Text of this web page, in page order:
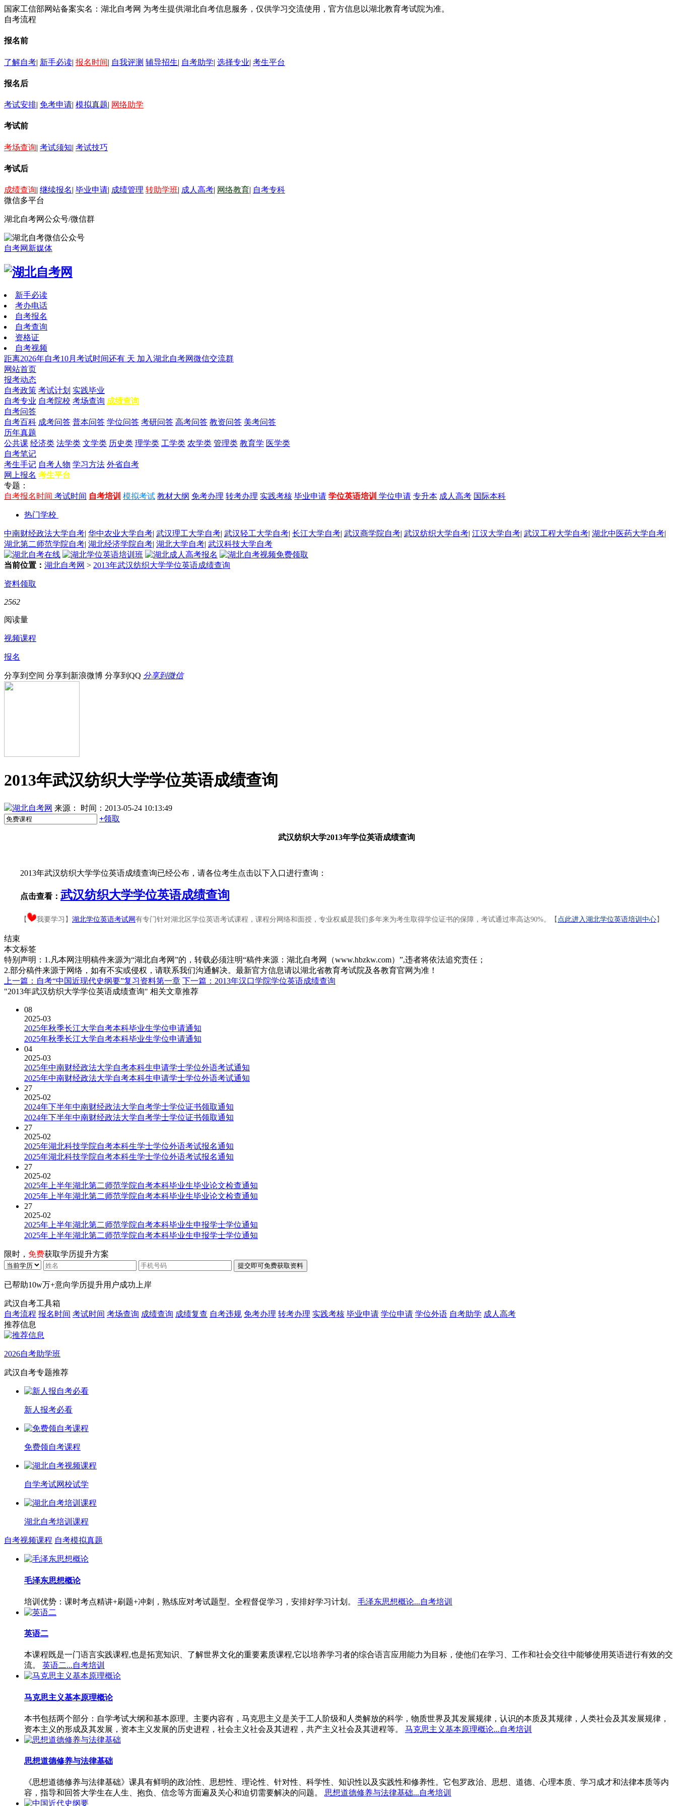
国家工信部网站备案实名：湖北自考网 为考生提供湖北自考信息服务，仅供学习交流使用，官方信息以湖北教育考试院为准。
自考流程
报名前
了解自考| 新手必读| 报名时间| 自我评测 辅导招生| 自考助学| 选择专业| 考生平台
报名后
考试安排| 免考申请| 模拟真题| 网络助学
考试前
考场查询| 考试须知| 考试技巧
考试后
成绩查询| 继续报名| 毕业申请| 成绩管理 转助学班| 成人高考| 网络教育| 自考专科
微信多平台
湖北自考网公众号/微信群
自考网新媒体
新手必读
考办电话
自考报名
自考查询
资格证
自考视频
距离2026年自考10月考试时间还有 天 加入湖北自考网微信交流群
网站首页
报考动态
自考政策 考试计划 实践毕业
自考专业 自考院校 考场查询 成绩查询
自考问答
自考百科 成考问答 普本问答 学位问答 考研问答 高考问答 教资问答 美考问答
历年真题
公共课 经济类 法学类 文学类 历史类 理学类 工学类 农学类 管理类 教育学 医学类
自考笔记
考生手记 自考人物 学习方法 外省自考
网上报名 考生平台
专题：
自考报名时间 考试时间 自考培训 模拟考试 教材大纲 免考办理 转考办理 实践考核 毕业申请 学位英语培训 学位申请 专升本 成人高考 国际本科
热门学校
中南财经政法大学自考| 华中农业大学自考| 武汉理工大学自考| 武汉轻工大学自考| 长江大学自考| 武汉商学院自考| 武汉纺织大学自考| 江汉大学自考| 武汉工程大学自考| 湖北中医药大学自考|
湖北第二师范学院自考| 湖北经济学院自考| 湖北大学自考| 武汉科技大学自考
当前位置： 湖北自考网 > 2013年武汉纺织大学学位英语成绩查询
资料领取
2562
阅读量
视频课程
报名
分享到空间 分享到新浪微博 分享到QQ 分享到微信
2013年武汉纺织大学学位英语成绩查询
湖北自考网 来源：
时间：2013-05-24 10:13:49
+领取
武汉纺织大学2013年学位英语成绩查询
2013年武汉纺织大学学位英语成绩查询已经公布，请各位考生点击以下入口进行查询：
点击查看： 武汉纺织大学学位英语成绩查询
【 我要学习】 湖北学位英语考试网 有专门针对湖北区学位英语考试课程，课程分网络和面授，专业权威是我们多年来为考生取得学位证书的保障，考试通过率高达90%。【 点此进入湖北学位英语培训中心】
结束
本文标签
特别声明：1.凡本网注明稿件来源为“湖北自考网”的，转载必须注明“稿件来源：湖北自考网（www.hbzkw.com）”,违者将依法追究责任；
2.部分稿件来源于网络，如有不实或侵权，请联系我们沟通解决。最新官方信息请以湖北省教育考试院及各教育官网为准！
上一篇：自考“中国近现代史纲要”复习资料第一章 下一篇：2013年汉口学院学位英语成绩查询
"2013年武汉纺织大学学位英语成绩查询" 相关文章推荐
08
2025-03
2025年秋季长江大学自考本科毕业生学位申请通知
2025年秋季长江大学自考本科毕业生学位申请通知
04
2025-03
2025年中南财经政法大学自考本科生申请学士学位外语考试通知
2025年中南财经政法大学自考本科生申请学士学位外语考试通知
27
2025-02
2024年下半年中南财经政法大学自考学士学位证书领取通知
2024年下半年中南财经政法大学自考学士学位证书领取通知
27
2025-02
2025年湖北科技学院自考本科生学士学位外语考试报名通知
2025年湖北科技学院自考本科生学士学位外语考试报名通知
27
2025-02
2025年上半年湖北第二师范学院自考本科毕业生毕业论文检查通知
2025年上半年湖北第二师范学院自考本科毕业生毕业论文检查通知
27
2025-02
2025年上半年湖北第二师范学院自考本科毕业生申报学士学位通知
2025年上半年湖北第二师范学院自考本科毕业生申报学士学位通知
限时， 免费获取学历提升方案
已帮助10w万+意向学历提升用户成功上岸
武汉自考工具箱
自考流程 报名时间 考试时间 考场查询 成绩查询 成绩复查 自考违规 免考办理 转考办理 实践考核 毕业申请 学位申请 学位外语 自考助学 成人高考
推荐信息
2026自考助学班
武汉自考专题推荐
新人报考必看
免费领自考课程
自学考试网校试学
湖北自考培训课程
自考视频课程 自考模拟真题
毛泽东思想概论
培训优势：课时考点精讲+刷题+冲刺，熟练应对考试题型。全程督促学习，安排好学习计划。 毛泽东思想概论...自考培训
英语二
本课程既是一门语言实践课程,也是拓宽知识、了解世界文化的重要素质课程,它以培养学习者的综合语言应用能力为目标，使他们在学习、工作和社会交往中能够使用英语进行有效的交
流。
英语二...自考培训
马克思主义基本原理概论
本书包括两个部分：自学考试大纲和基本原理。主要内容有，马克思主义是关于工人阶级和人类解放的科学，物质世界及其发展规律，认识的本质及其规律，人类社会及其发展规律，
资本主义的形成及其发展，资本主义发展的历史进程，社会主义社会及其进程，共产主义社会及其进程等。
马克思主义基本原理概论...自考培训
思想道德修养与法律基础
《思想道德修养与法律基础》课具有鲜明的政治性、思想性、理论性、针对性、科学性、知识性以及实践性和修养性。它包罗政治、思想、道德、心理本质、学习成才和法律本质等内
容，指导和回答大学生在人生、抱负、信念等方面遍及关心和迫切需要解决的问题。
思想道德修养与法律基础...自考培训